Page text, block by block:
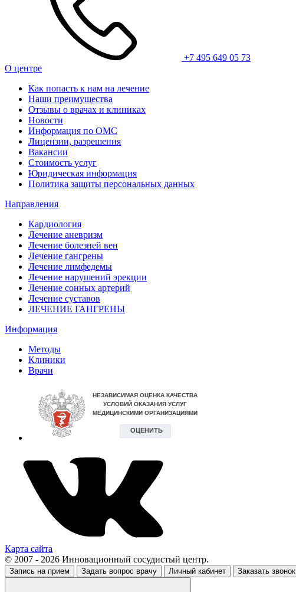
+7 495 649 05 73
О центре
Как попасть к нам на лечение
Наши преимущества
Отзывы о врачах и клиниках
Новости
Информация по ОМС
Лицензии, разрешения
Вакансии
Стоимость услуг
Юридическая информация
Политика защиты персональных данных
Направления
Кардиология
Лечение аневризм
Лечение болезней вен
Лечение гангрены
Лечение лимфедемы
Лечение нарушений эрекции
Лечение сонных артерий
Лечение суставов
ЛЕЧЕНИЕ ГАНГРЕНЫ
Информация
Методы
Клиники
Врачи
Карта сайта
© 2007 - 2026 Инновационный сосудистый центр.
Запись на прием Задать вопрос врачу Личный кабинет Заказать звонок